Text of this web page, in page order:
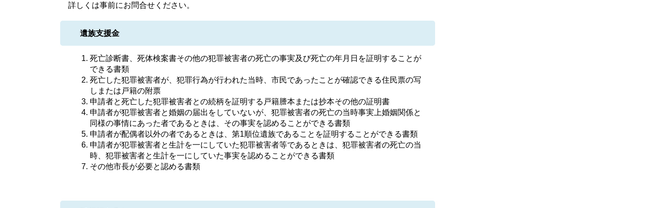
詳しくは事前にお問合せください。
遺族支援金
死亡診断書、死体検案書その他の犯罪被害者の死亡の事実及び死亡の年月日を証明することが
できる書類
死亡した犯罪被害者が、犯罪行為が行われた当時、市民であったことが確認できる住民票の写
しまたは戸籍の附票
申請者と死亡した犯罪被害者との続柄を証明する戸籍謄本または抄本その他の証明書
申請者が犯罪被害者と婚姻の届出をしていないが、犯罪被害者の死亡の当時事実上婚姻関係と
同様の事情にあった者であるときは、その事実を認めることができる書類
申請者が配偶者以外の者であるときは、第1順位遺族であることを証明することができる書類
申請者が犯罪被害者と生計を一にしていた犯罪被害者等であるときは、犯罪被害者の死亡の当
時、犯罪被害者と生計を一にしていた事実を認めることができる書類
その他市長が必要と認める書類